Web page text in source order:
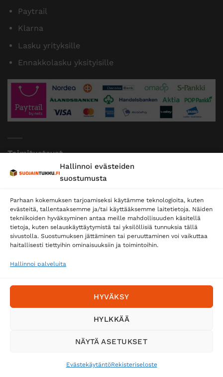
Hallinnoi evästeiden
suostumusta
Parhaan kokemuksen tarjoamiseksi käytämme teknologioita, kuten
evästeitä, tallentaaksemme ja/tai käyttääksemme laitetietoja. Näiden
tekniikoiden hyväksyminen antaa meille mahdollisuuden käsitellä
tietoja, kuten selauskäyttäytymistä tai yksilöllisiä tunnuksia tällä
sivustolla. Suostumuksen jättäminen tai peruuttaminen voi vaikuttaa
haitallisesti tiettyihin ominaisuuksiin ja toimintoihin.
Hallinnoi palveluita
HYVÄKSY
HYLKKÄÄ
NÄYTÄ ASETUKSET
EvästekäytäntöRekisteriseloste
Paytrail
Klarna
Lasku yrityksille
Ennakkolasku yksityisille
Toimitustavat
Posti
Postnord
Tilaa uutiskirje ja saat erikoisalennuksia